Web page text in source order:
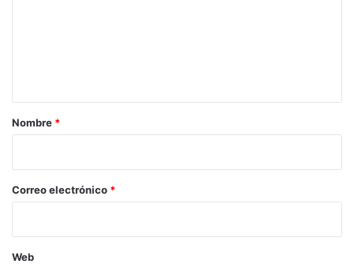
r
*
Nombre *
Correo electrónico *
Web